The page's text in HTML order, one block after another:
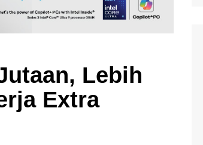
Lebih
Extra